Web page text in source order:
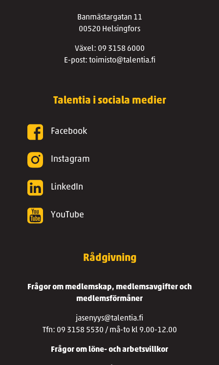
Banmästargatan 11
00520 Helsingfors
Växel: 09 3158 6000
E-post: toimisto@talentia.fi
Talentia i sociala medier
Facebook
Instagram
LinkedIn
YouTube
Rådgivning
Frågor om medlemskap, medlemsavgifter och
medlemsförmåner
jasenyys@talentia.fi
Tfn: 09 3158 5530 / må-to kl 9.00-12.00
Frågor om löne- och arbetsvillkor